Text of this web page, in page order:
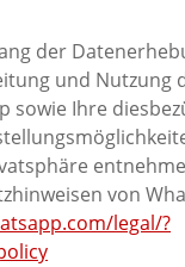
der
und Nutzung
sowie Ihre
von
legal/?